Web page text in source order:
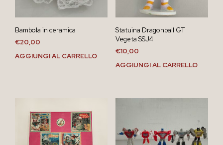
Bambola in ceramica
€20,00
AGGIUNGI AL CARRELLO
Statuina Dragonball GT
Vegeta SSJ4
€10,00
AGGIUNGI AL CARRELLO